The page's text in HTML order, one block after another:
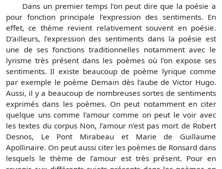
Dans un premier temps l’on peut dire que la poésie a
pour fonction principale l’expression des sentiments. En
effet, ce thème revient relativement souvent en poésie.
D’ailleurs, l’expression des sentiments dans la poésie est
une de ses fonctions traditionnelles notamment avec le
lyrisme très présent dans les poèmes où l’on expose ses
sentiments. Il existe beaucoup de poème lyrique comme
par exemple le poème Demain dès l’aube de Victor Hugo.
Aussi, il y a beaucoup de nombreuses sortes de sentiments
exprimés dans les poèmes. On peut notamment en citer
quelque uns comme l’amour comme on peut le voir avec
les textes du corpus Non, l’amour n’est pas mort de Robert
Desnos, Le Pont Mirabeau et Marie de Guillaume
Apollinaire. On peut aussi citer les poèmes de Ronsard dans
lesquels le thème de l’amour est très présent. Pour en